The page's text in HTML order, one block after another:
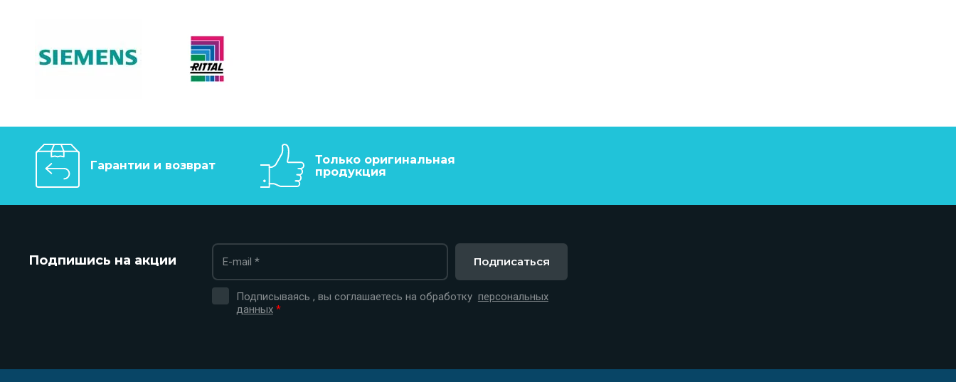
Гарантии и возврат
Только оригинальная
продукция
Подпишись на акции
Подписываясь , вы соглашаетесь на обработку персональных
данных *
Подписаться